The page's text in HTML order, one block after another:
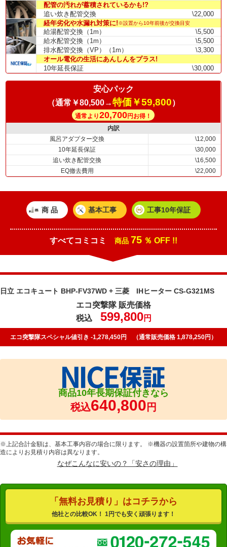
配管の汚れが蓄積されているかも!?
追い炊き配管交換
\22,000
経年劣化や水漏れ対策に!※設置から10年前後が交換目安
給湯配管交換（1m）
\5,500
給水配管交換（1m）
\5,500
排水配管交換（VP）（1m）
\3,300
オール電化の生活にあんしんをプラス!
10年延長保証
\30,000
安心パック
（通常￥80,500→特価￥59,800）
通常より20,700円お得！
内訳
風呂アダプター交換
\12,000
10年延長保証
\30,000
追い炊き配管交換
\16,500
EQ撤去費用
\22,000
商 品 基本工事 工事10年保証
すべてコミコミ 商品 75 ％ OFF !!
日立 エコキュート BHP-FV37WD + 三菱 IHヒーター CS-G321MS
エコ突撃隊 販売価格
税込 599,800円
エコ突撃隊スペシャル値引き -1,278,450円 （通常販売価格 1,878,250円）
商品10年長期保証付きなら
税込640,800 円
※上記合計金額は、基本工事内容の場合に限ります。 ※機器の設置箇所や建物の構
造によりお見積り内容は異なります。
なぜこんなに安いの？「安さの理由」
「無料お見積り」はコチラから
他社との比較OK！ 1円でも安く頑張ります！